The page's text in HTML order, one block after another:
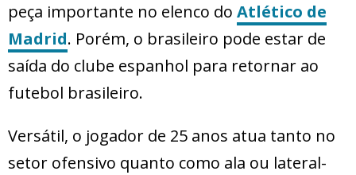
peça importante no elenco do Atlético de
Madrid. Porém, o brasileiro pode estar de
saída do clube espanhol para retornar ao
futebol brasileiro.
Versátil, o jogador de 25 anos atua tanto no
setor ofensivo quanto como ala ou lateral-